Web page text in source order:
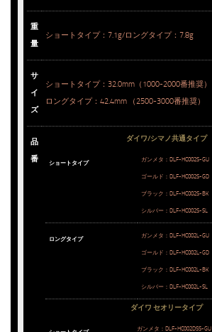
重
量
ショートタイプ：7.1g/ロングタイプ：7.8g
サ
イ
ズ
ショートタイプ：32.0mm（1000-2000番推奨）
ロングタイプ：42.4mm （2500-3000番推奨）
品
番
ダイワ/シマノ共通タイプ
ショートタイプ ガンメタ：DLF-HC002S-GU
ゴールド：DLF-HC002S-GD
ブラック：DLF-HC002S-BK
シルバー：DLF-HC002S-SL
ロングタイプ ガンメタ：DLF-HC002L-GU
ゴールド：DLF-HC002L-GD
ブラック：DLF-HC002L-BK
シルバー：DLF-HC002L-SL
ダイワ セオリータイプ
ガンメタ：DLF-HC002DSS-GU